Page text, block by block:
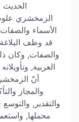
الزمخشري
الأسماء
قد وظف
والصفات, وكان
العربية,
أنّ
والمجاز
والتقدير,
محملها,